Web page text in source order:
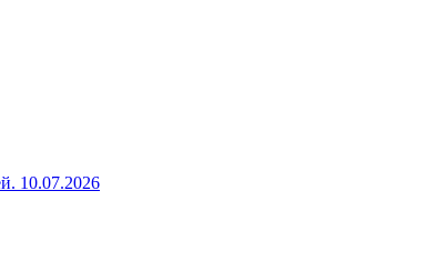
10.07.2026